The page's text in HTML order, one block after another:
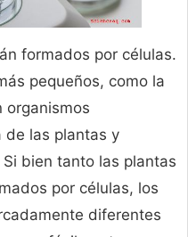
formados por células.
pequeños, como la
organismos
de las plantas y
bien tanto las plantas
por células, los
diferentes